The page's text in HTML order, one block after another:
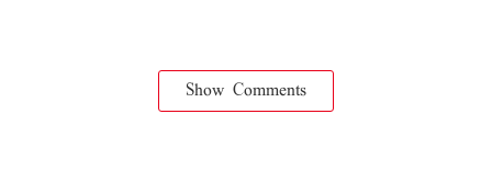
Show Comments